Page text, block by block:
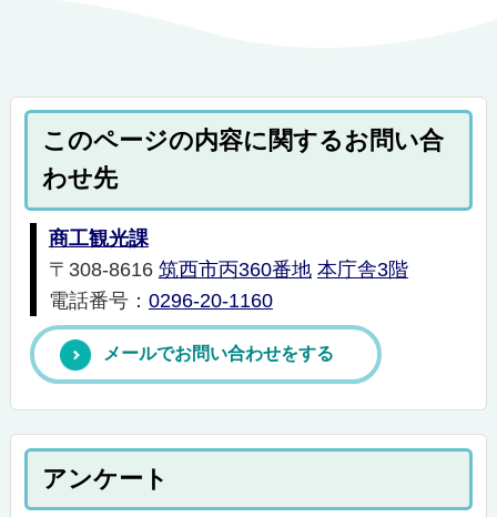
このページの内容に関するお問い合
わせ先
商工観光課
〒308-8616 筑西市丙360番地 本庁舎3階
電話番号： 0296-20-1160
メールでお問い合わせをする
アンケート